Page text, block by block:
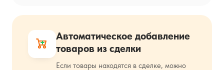
Автоматическое добавление
товаров из сделки
Если товары находятся в сделке, можно